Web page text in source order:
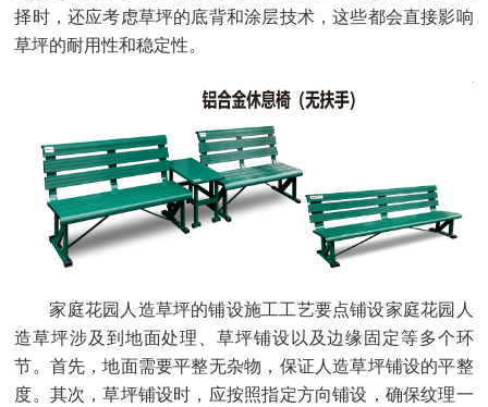
择时，还应考虑草坪的底背和涂层技术，这些都会直接影响
草坪的耐用性和稳定性。
家庭花园人造草坪的铺设施工工艺要点铺设家庭花园人
造草坪涉及到地面处理、草坪铺设以及边缘固定等多个环
节。首先，地面需要平整无杂物，保证人造草坪铺设的平整
度。其次，草坪铺设时，应按照指定方向铺设，确保纹理一